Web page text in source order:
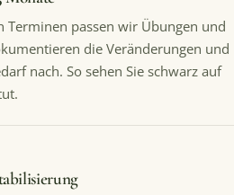
Terminen passen wir Übungen und
die Veränderungen und
nach. So sehen Sie schwarz auf